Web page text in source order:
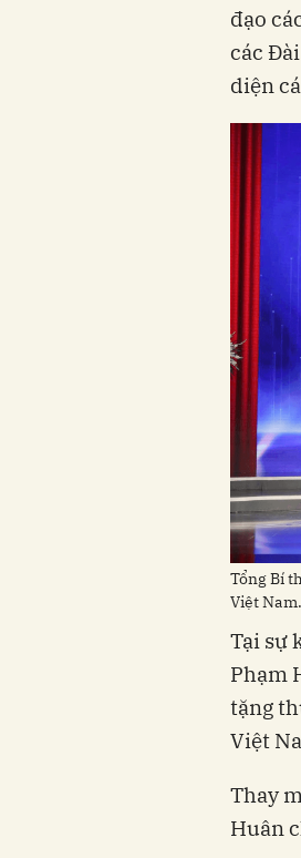
đạo
các
diện
Tổng Bí
Việt Nam.
Tại sự
Phạm
tặng
Việt
Thay
Huân